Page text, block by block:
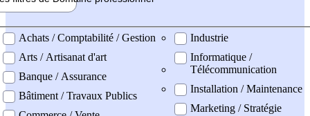
professionel
Achats / Comptabilité / Gestion
Arts / Artisanat d'art
Banque / Assurance
Bâtiment / Travaux Publics
Industrie
Informatique /
Télécommunication
Installation / Maintenance
Marketing / Stratégie